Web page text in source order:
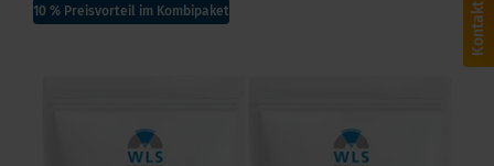
10 % Preisvorteil im Kombipaket Kontakt